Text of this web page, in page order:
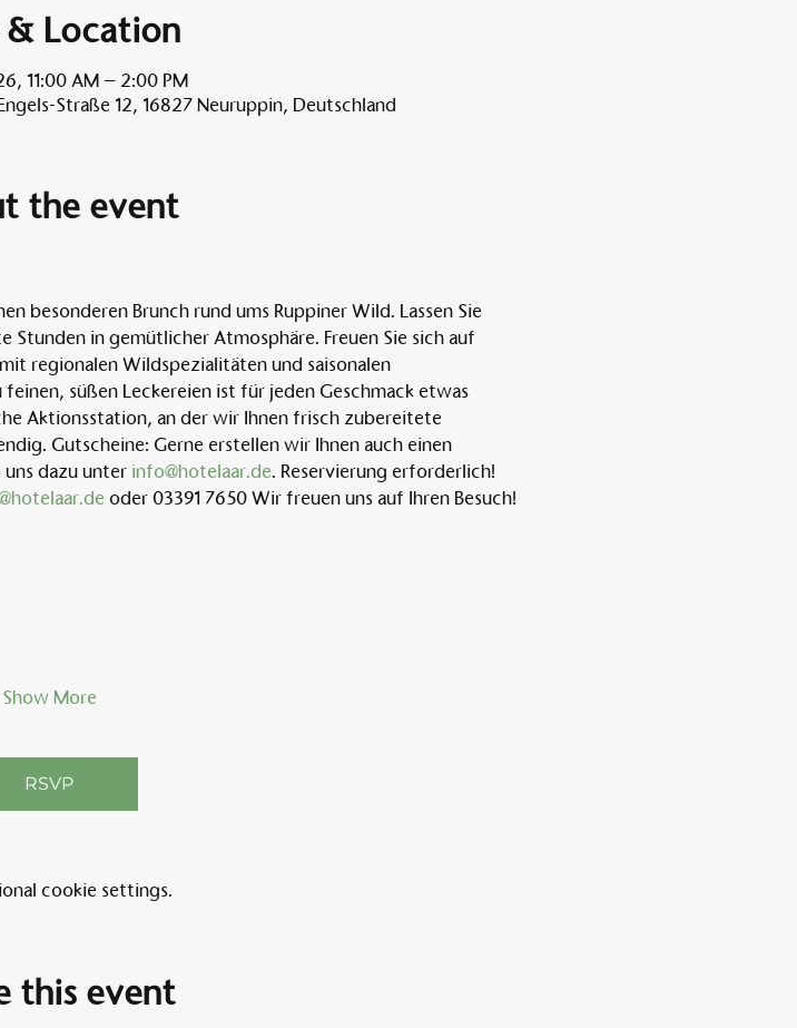
Location
11:00 AM – 2:00 PM
Straße 12, 16827 Neuruppin, Deutschland
the event
besonderen Brunch rund ums Ruppiner Wild. Lassen Sie
in gemütlicher Atmosphäre. Freuen Sie sich auf
regionalen Wildspezialitäten und saisonalen
süßen Leckereien ist für jeden Geschmack etwas
Aktionsstation, an der wir Ihnen frisch zubereitete
Gutscheine: Gerne erstellen wir Ihnen auch einen
dazu unter info@hotelaar.de. Reservierung erforderlich!
oder 03391 7650 Wir freuen uns auf Ihren Besuch!
Show More
RSVP
cookie settings.
this event